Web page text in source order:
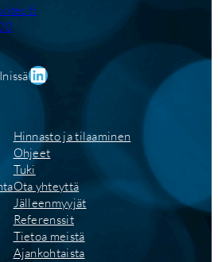
LinkedIn
Hinnasto ja tilaaminen
Ohjeet
Tuki
Ota yhteyttä
Jälleenmyyjät
Referenssit
Tietoa meistä
Ajankohtaista